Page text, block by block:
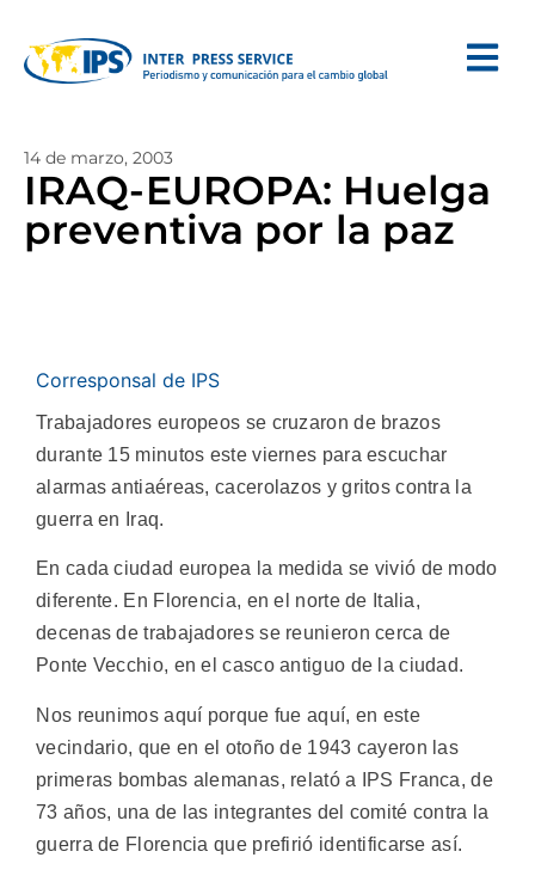
14 de marzo, 2003
IRAQ-EUROPA: Huelga
preventiva por la paz
Corresponsal de IPS
Trabajadores europeos se cruzaron de brazos
durante 15 minutos este viernes para escuchar
alarmas antiaéreas, cacerolazos y gritos contra la
guerra en Iraq.
En cada ciudad europea la medida se vivió de modo
diferente. En Florencia, en el norte de Italia,
decenas de trabajadores se reunieron cerca de
Ponte Vecchio, en el casco antiguo de la ciudad.
Nos reunimos aquí porque fue aquí, en este
vecindario, que en el otoño de 1943 cayeron las
primeras bombas alemanas, relató a IPS Franca, de
73 años, una de las integrantes del comité contra la
guerra de Florencia que prefirió identificarse así.